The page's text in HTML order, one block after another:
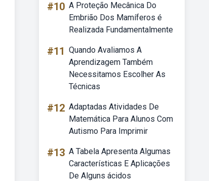
#10 A Proteção Mecânica Do
Embrião Dos Mamíferos é
Realizada Fundamentalmente
#11 Quando Avaliamos A
Aprendizagem Também
Necessitamos Escolher As
Técnicas
#12 Adaptadas Atividades De
Matemática Para Alunos Com
Autismo Para Imprimir
#13 A Tabela Apresenta Algumas
Características E Aplicações
De Alguns ácidos